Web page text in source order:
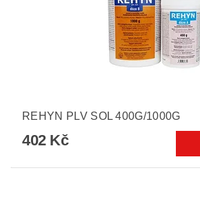
REHYN PLV SOL 400G/1000G
402 Kč